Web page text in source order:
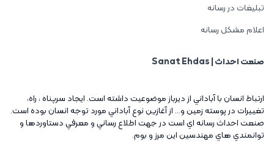
تبلیغات در رسانه
اعلام مشکل رسانه
صنعت احداث | Sanat Ehdas
ارتباط انسان با آباداني از ديرباز موضوعيت داشته است. ايجاد سرپناه ، راه،
تغييرات در پوسته زمين و... از آغازين نوع آباداني مورد توجه انسان بوده است.
صنعت احداث رسانه اي است در جهت اطلاع رساني و معرفي دستاوردها و
توانمندي هاي مهندسين اين مرز و بوم.